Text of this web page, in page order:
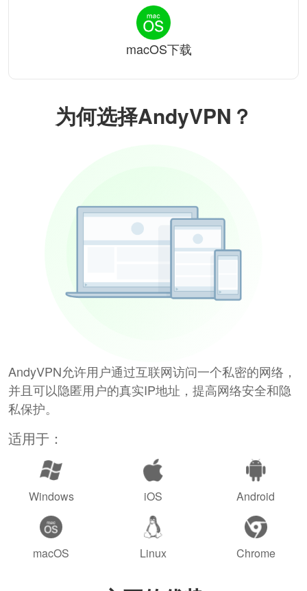
为何选择AndyVPN？
AndyVPN允许用户通过互联网访问一个私密的网络，
并且可以隐匿用户的真实IP地址，提高网络安全和隐
私保护。
适用于：
Windows iOS Android
macOS Linux Chrome
macOS下载